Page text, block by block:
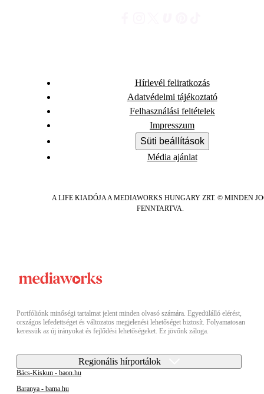
Hírlevél feliratkozás
Adatvédelmi tájékoztató
Felhasználási feltételek
Impresszum
Süti beállítások
Média ajánlat
A LIFE KIADÓJA A MEDIAWORKS HUNGARY ZRT. © MINDEN
FENNTARTVA.
Portfóliónk minőségi tartalmat jelent minden olvasó számára. Egyedülálló elérést,
országos lefedettséget és változatos megjelenési lehetőséget biztosít. Folyamatosan
keressük az új irányokat és fejlődési lehetőségeket. Ez jövőnk záloga.
Regionális hírportálok
Bács-Kiskun - baon.hu
Baranya - bama.hu